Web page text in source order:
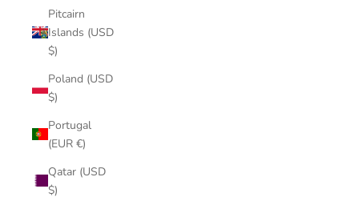
Pitcairn
Islands (USD
$)
Poland (USD
$)
Portugal
(EUR €)
Qatar (USD
$)